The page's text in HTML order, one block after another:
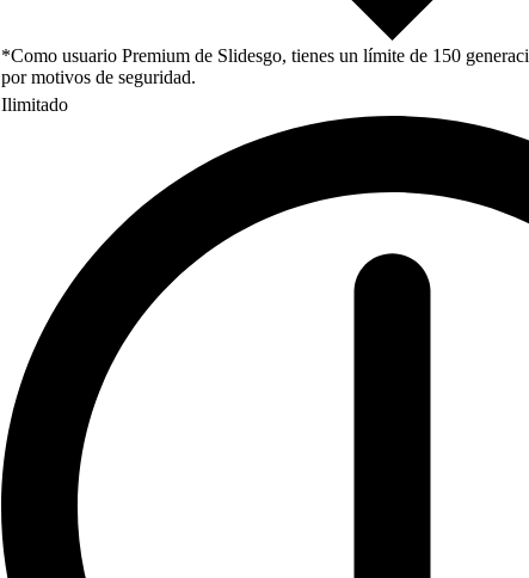
*Como usuario Premium de Slidesgo, tienes un límite de 150
por motivos de seguridad.
Ilimitado